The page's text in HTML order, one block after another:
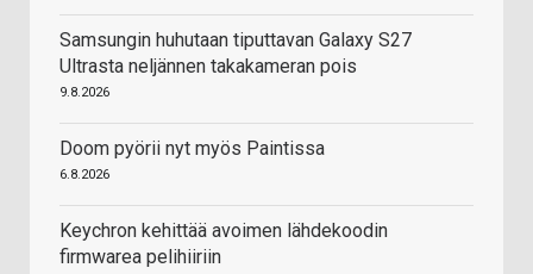
Samsungin huhutaan tiputtavan Galaxy S27
Ultrasta neljännen takakameran pois
9.8.2026
Doom pyörii nyt myös Paintissa
6.8.2026
Keychron kehittää avoimen lähdekoodin
firmwarea pelihiiriin